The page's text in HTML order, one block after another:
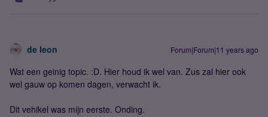
de leon Forum|Forum|11 years ago
Wat een geinig topic. :D. Hier houd ik wel van. Zus zal hier ook
wel gauw op komen dagen, verwacht ik.
Dit vehikel was mijn eerste. Onding.